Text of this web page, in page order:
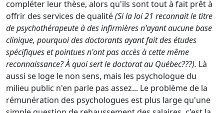
compléter leur thèse, alors qu'ils sont tout à fait prêt à
offrir des services de qualité(Si la loi 21 reconnait le titre
de psychothérapeute à des infirmières n'ayant aucune base
clinique, pourquoi des doctorants ayant fait des études
spécifiques et pointues n'ont pas accès à cette même
reconnaissance? À quoi sert le doctorat au Québec???). Là
aussi se loge le non sens, mais les psychologue du
milieu public n'en parle pas assez... Le problème de la
rémunération des psychologues est plus large qu'une